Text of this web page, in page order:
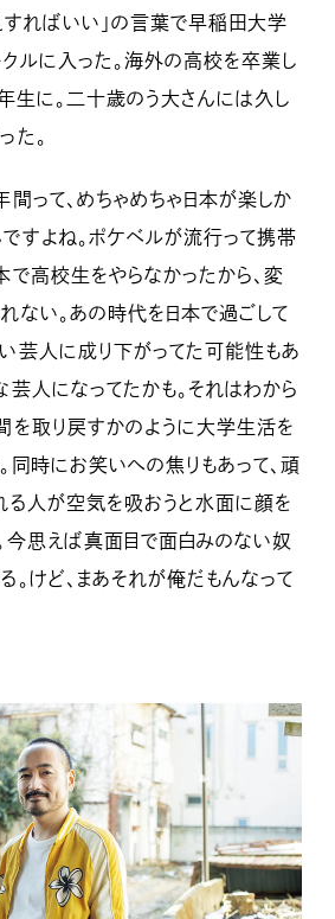
すればいい」の言葉で早稲田大学
ルに入った。海外の高校を卒業し
生に。二十歳のう大さんには久し
た。
間って、めちゃめちゃ日本が楽しか
すよね。ポケベルが流行って携帯
で高校生をやらなかったから、変
ない。あの時代を日本で過ごして
芸人に成り下がってた可能性もあ
芸人になってたかも。それはわから
を取り戻すかのように大学生活を
同時にお笑いへの焦りもあって、頑
る人が空気を吸おうと水面に顔を
今思えば真面目で面白みのない奴
。けど、まあそれが俺だもんなって